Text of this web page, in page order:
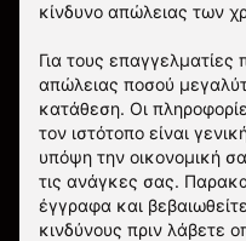
κίνδυνο απώλειας των
Για τους επαγγελματίες
απώλειας ποσού
κατάθεση. Οι
τον ιστότοπο είναι
υπόψη την οικονομική
τις ανάγκες σας.
έγγραφα και
κινδύνους πριν λάβετε